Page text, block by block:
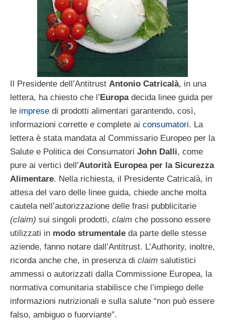
Il Presidente dell’Antitrust Antonio Catricalà, in una
lettera, ha chiesto che l’Europadecida linee guida per
le imprese di prodotti alimentari garantendo, così,
informazioni corrette e complete ai consumatori. La
lettera è stata mandata al Commissario Europeo per la
Salute e Politica dei Consumatori John Dalli, come
pure ai vertici dell’Autorità Europea per la Sicurezza
Alimentare. Nella richiesta, il Presidente Catricalà, in
attesa del varo delle linee guida, chiede anche molta
cautela nell’autorizzazione delle frasi pubblicitarie
(claim) sui singoli prodotti, claim che possono essere
utilizzati in modo strumentale da parte delle stesse
aziende, fanno notare dall’Antitrust. L’Authority, inoltre,
ricorda anche che, in presenza di claim salutistici
ammessi o autorizzati dalla Commissione Europea, la
normativa comunitaria stabilisce che l’impiego delle
informazioni nutrizionali e sulla salute “non può essere
falso, ambiguo o fuorviante”.